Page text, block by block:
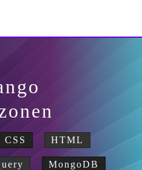
CSS HTML
MongoDB